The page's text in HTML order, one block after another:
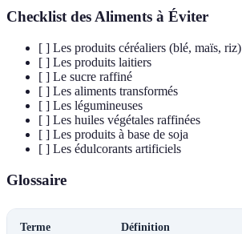
Checklist des Aliments à Éviter
[ ] Les produits céréaliers (blé, maïs, riz)
[ ] Les produits laitiers
[ ] Le sucre raffiné
[ ] Les aliments transformés
[ ] Les légumineuses
[ ] Les huiles végétales raffinées
[ ] Les produits à base de soja
[ ] Les édulcorants artificiels
Glossaire
Terme Définition